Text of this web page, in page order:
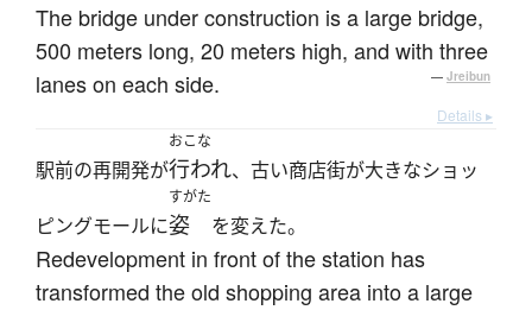
The bridge under construction is a large bridge,
500 meters long, 20 meters high, and with three
lanes on each side.
— Jreibun
Details ▸
駅前の再開発が
おこな
行われ、古い商店街が大きなショッ
ピングモールに
すがた
姿 を変えた。
Redevelopment in front of the station has
transformed the old shopping area into a large